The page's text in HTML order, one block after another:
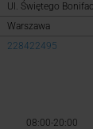
Ul. Świętego
Warszawa
228422495
08:00-20:00